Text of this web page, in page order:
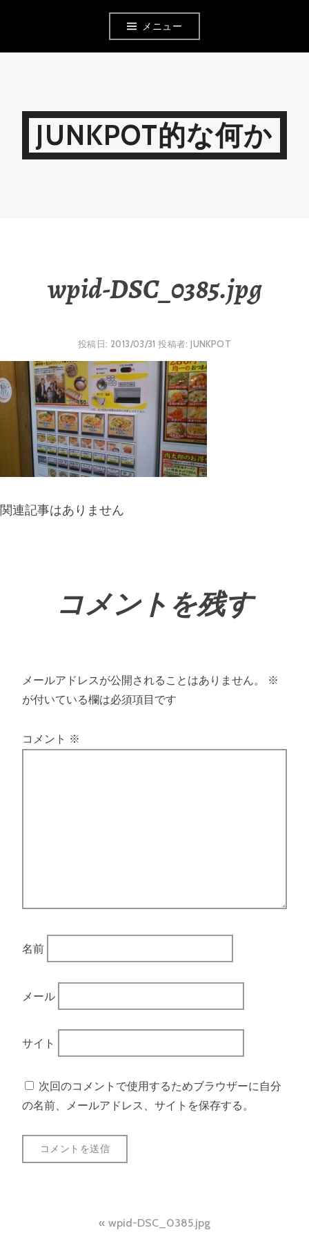
メニュー
JUNKPOT的な何か
wpid-DSC_0385.jpg
投稿日: 2013/03/31 投稿者:JUNKPOT
関連記事はありません
コメントを残す
メールアドレスが公開されることはありません。
※
が付いている欄は必須項目です
コメント ※
名前
メール
サイト
次回のコメントで使用するためブラウザーに自分
の名前、メールアドレス、サイトを保存する。
wpid-DSC_0385.jpg